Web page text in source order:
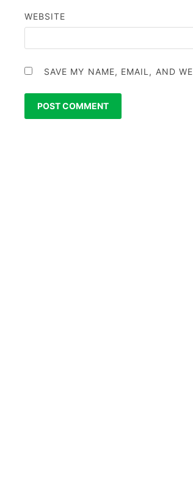
WEBSITE
SAVE MY NAME, EMAIL, AND